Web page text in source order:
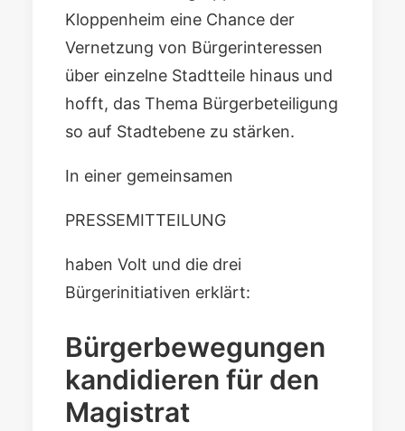
Kloppenheim eine Chance der
Vernetzung von Bürgerinteressen
über einzelne Stadtteile hinaus und
hofft, das Thema Bürgerbeteiligung
so auf Stadtebene zu stärken.
In einer gemeinsamen
PRESSEMITTEILUNG
haben Volt und die drei
Bürgerinitiativen erklärt:
Bürgerbewegungen
kandidieren für den
Magistrat